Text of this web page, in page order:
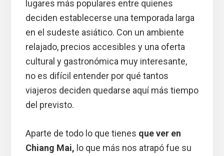
lugares más populares entre quienes
deciden establecerse una temporada larga
en el sudeste asiático. Con un ambiente
relajado, precios accesibles y una oferta
cultural y gastronómica muy interesante,
no es difícil entender por qué tantos
viajeros deciden quedarse aquí más tiempo
del previsto.
Aparte de todo lo que tienes que ver en
Chiang Mai, lo que más nos atrapó fue su